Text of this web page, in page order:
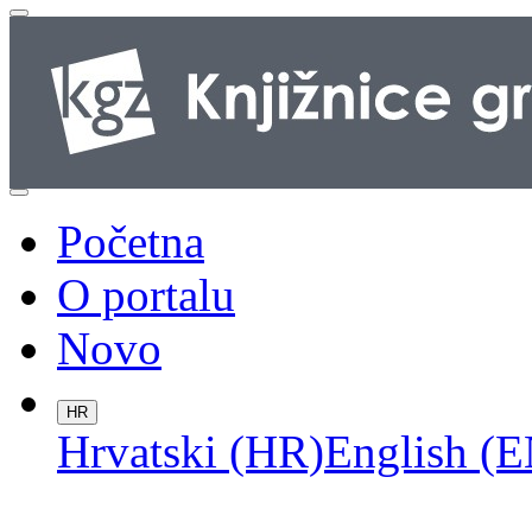
Početna
O portalu
Novo
HR
Hrvatski (HR)English